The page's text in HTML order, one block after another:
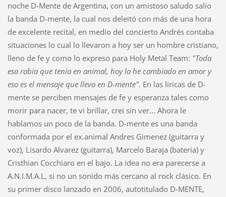
noche D-Mente de Argentina, con un amistoso saludo salio
la banda D-mente, la cual nos deleitó con más de una hora
de excelente recital, en medio del concierto Andrés contaba
situaciones lo cual lo llevaron a hoy ser un hombre cristiano,
lleno de fe y como lo expreso para Holy Metal Team: "Toda
esa rabia que tenia en animal, hoy la he cambiado en amor y
eso es el mensaje que llevo en D-mente". En las liricas de D-
mente se perciben mensajes de fe y esperanza tales como
morir para nacer, te vi brillar, crei sin ver... Ahora le
hablamos un poco de la banda. D-mente es una banda
conformada por el ex.animal Andres Gimenez (guitarra y
voz), Lisardo Alvarez (guitarra), Marcelo Baraja (bateria) y
Cristhian Cocchiaro en el bajo. La idea no era parecerse a
A.N.I.M.A.L, si no un sonido más cercano al rock clásico. En
su primer disco lanzado en 2006, autotitulado D-MENTE,